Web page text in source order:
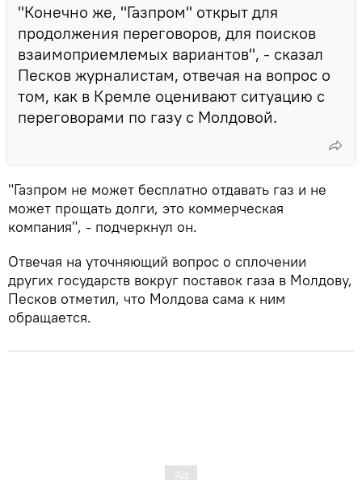
"Конечно же, "Газпром" открыт для
продолжения переговоров, для поисков
взаимоприемлемых вариантов", - сказал
Песков журналистам, отвечая на вопрос о
том, как в Кремле оценивают ситуацию с
переговорами по газу с Молдовой.
"Газпром не может бесплатно отдавать газ и не
может прощать долги, это коммерческая
компания", - подчеркнул он.
Отвечая на уточняющий вопрос о сплочении
других государств вокруг поставок газа в Молдову,
Песков отметил, что Молдова сама к ним
обращается.